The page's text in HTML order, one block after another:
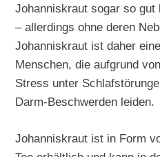
Johanniskraut sogar so
– allerdings ohne deren
Johanniskraut ist daher
Menschen, die aufgrund
Stress unter
Darm-Beschwerden leiden.
Johanniskraut ist in Form